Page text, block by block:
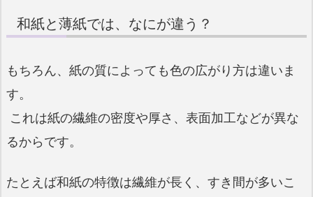
和紙と薄紙では、なにが違う？
もちろん、紙の質によっても色の広がり方は違いま
す。
これは紙の繊維の密度や厚さ、表面加工などが異な
るからです。
たとえば和紙の特徴は繊維が長く、すき間が多いこ